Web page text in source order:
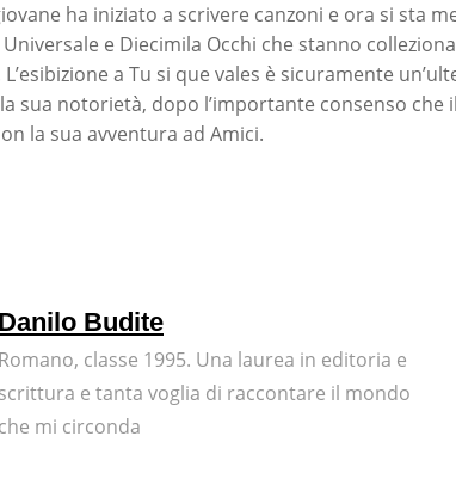
ha iniziato a scrivere canzoni e ora si sta
e Diecimila Occhi che stanno
a Tu si que vales è sicuramente
sua notorietà, dopo l’importante consenso
la sua avventura ad Amici.
Danilo Budite
Romano, classe 1995. Una laurea in editoria e
scrittura e tanta voglia di raccontare il mondo
che mi circonda